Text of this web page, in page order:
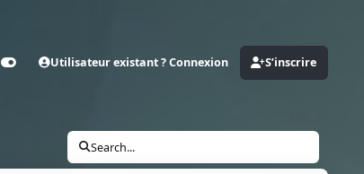
CustomizerUtilisateur existant ? Connexion S’inscrire
Search...